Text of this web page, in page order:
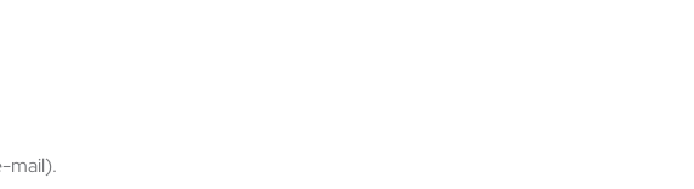
mail).